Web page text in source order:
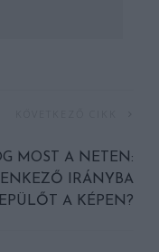
MOST A NETEN:
IRÁNYBA
A KÉPEN?